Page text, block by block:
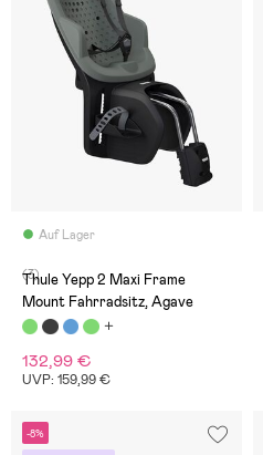
Auf Lager
(3)
Thule Yepp 2 Maxi Frame
Mount Fahrradsitz, Agave
132,99 €
UVP: 159,99 €
-8%